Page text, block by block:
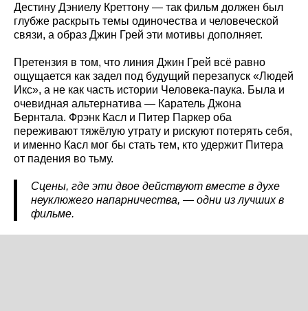
Дестину Дэниелу Креттону — так фильм должен был
глубже раскрыть темы одиночества и человеческой
связи, а образ Джин Грей эти мотивы дополняет.
Претензия в том, что линия Джин Грей всё равно
ощущается как задел под будущий перезапуск «Людей
Икс», а не как часть истории Человека-паука. Была и
очевидная альтернатива — Каратель Джона
Бернтала. Фрэнк Касл и Питер Паркер оба
переживают тяжёлую утрату и рискуют потерять себя,
и именно Касл мог бы стать тем, кто удержит Питера
от падения во тьму.
Сцены, где эти двое действуют вместе в духе
неуклюжего напарничества, — одни из лучших в
фильме.